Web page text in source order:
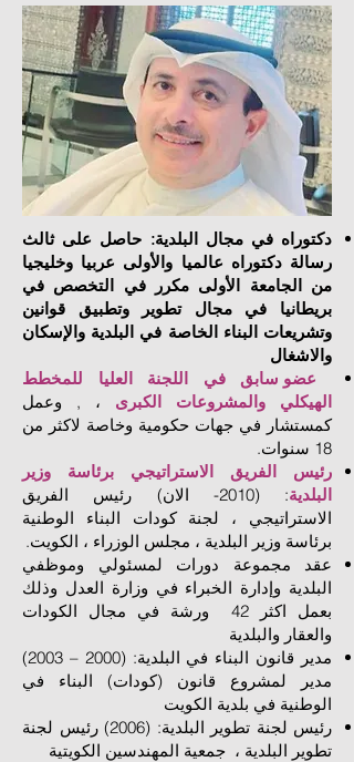
دكتوراه في مجال البلدية: حاصل على ثالث
رسالة دكتوراه عالميا والأولى عربيا وخليجيا
من الجامعة الأولى مكرر في التخصص في
بريطانيا في مجال تطوير وتطبيق قوانين
وتشريعات البناء الخاصة في البلدية والإسكان
والاشغال
عضو سابق في اللجنة العليا للمخطط
الهيكلي والمشروعات الكبرى ، , وعمل
كمستشار في جهات حكومية وخاصة لاكثر من
18 سنوات.
رئيس الفريق الاستراتيجي برئاسة وزير
البلدية
: (2010- الان) رئيس الفريق
الاستراتيجي ، لجنة كودات البناء الوطنية
برئاسة وزير البلدية ، مجلس الوزراء ، الكويت.
عقد مجموعة دورات لمسئولي وموظفي
البلدية وإدارة الخبراء في وزارة العدل وذلك
بعمل اكثر 42 ورشة في مجال الكودات
والعقار والبلدية
مدير قانون البناء في البلدية: (2000 – 2003)
مدير لمشروع قانون (كودات) البناء في
الوطنية في بلدية الكويت
رئيس لجنة تطوير البلدية: (2006) رئيس لجنة
تطوير البلدية ، جمعية المهندسين الكويتية